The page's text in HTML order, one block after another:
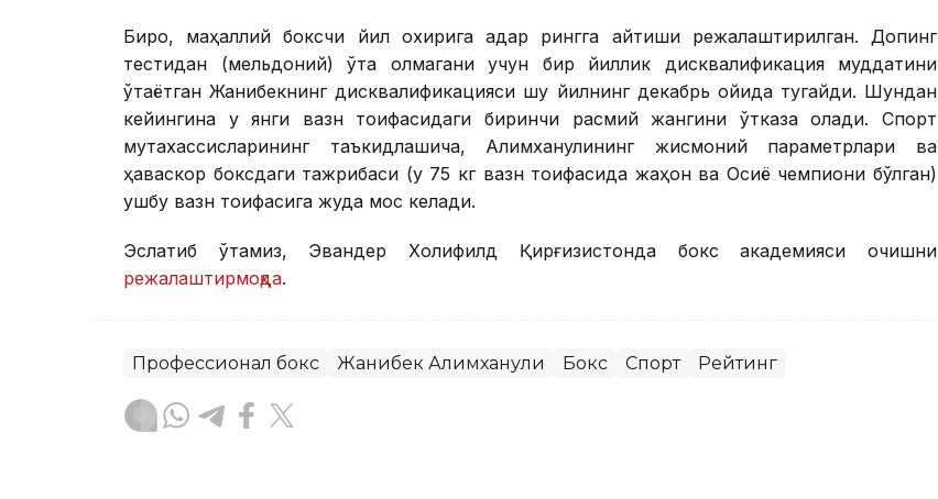
Бироқ, маҳаллий боксчи йил охирига қадар рингга қайтиши режалаштирилган. Допинг
тестидан (мельдоний) ўта олмагани учун бир йиллик дисквалификация муддатини
ўтаётган Жанибекнинг дисквалификацияси шу йилнинг декабрь ойида тугайди. Шундан
кейингина у янги вазн тоифасидаги биринчи расмий жангини ўтказа олади. Спорт
мутахассисларининг таъкидлашича, Алимханулининг жисмоний параметрлари ва
ҳаваскор боксдаги тажрибаси (у 75 кг вазн тоифасида жаҳон ва Осиё чемпиони бўлган)
ушбу вазн тоифасига жуда мос келади.
Эслатиб ўтамиз, Эвандер Холифилд Қирғизистонда бокс академияси очишни
режалаштирмоқда.
Профессионал бокс Жанибек Алимханули Бокс Спорт Рейтинг